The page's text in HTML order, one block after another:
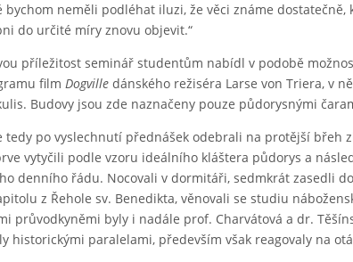
bychom neměli podléhat iluzi, že věci známe
do určité míry znovu objevit.“
příležitost seminář studentům nabídl v podobě
film Dogville dánského režiséra Larse von Triera, v
Budovy jsou zde naznačeny pouze půdorysnými
tedy po vyslechnutí přednášek odebrali na protější břeh
vytyčili podle vzoru ideálního kláštera půdorys a
denního řádu. Nocovali v dormitáři, sedmkrát zasedli
z Řehole sv. Benedikta, věnovali se studiu
průvodkyněmi byly i nadále prof. Charvátová a dr.
historickými paralelami, především však reagovaly na